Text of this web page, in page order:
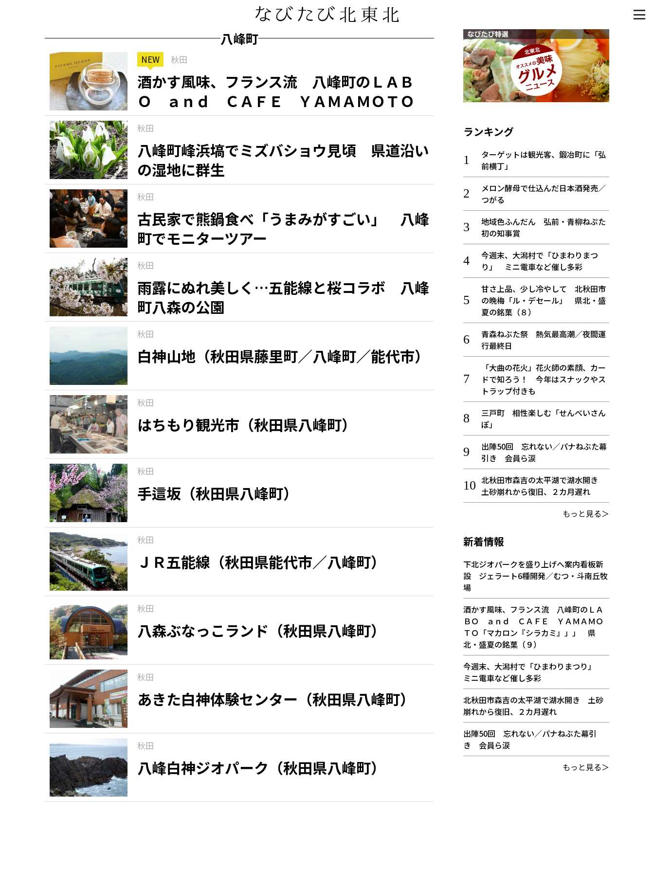
八峰町
NEW 秋田
酒かす風味、フランス流 八峰町のＬＡＢ
Ｏ ａｎｄ ＣＡＦＥ ＹＡＭＡＭＯＴＯ
「マカロン『シラカミ』」」 県北・盛夏の
銘菓（９）
秋田
八峰町峰浜塙でミズバショウ見頃 県道沿い
の湿地に群生
秋田
古民家で熊鍋食べ「うまみがすごい」 八峰
町でモニターツアー
秋田
雨露にぬれ美しく…五能線と桜コラボ 八峰
町八森の公園
秋田
白神山地（秋田県藤里町／八峰町／能代市）
秋田
はちもり観光市（秋田県八峰町）
秋田
手這坂（秋田県八峰町）
秋田
ＪＲ五能線（秋田県能代市／八峰町）
秋田
八森ぶなっこランド（秋田県八峰町）
秋田
あきた白神体験センター（秋田県八峰町）
秋田
八峰白神ジオパーク（秋田県八峰町）
ランキング
ターゲットは観光客、鍛冶町に「弘
前横丁」
メロン酵母で仕込んだ日本酒発売／
つがる
地域色ふんだん 弘前・青柳ねぷた
初の知事賞
今週末、大潟村で「ひまわりまつ
り」 ミニ電車など催し多彩
甘さ上品、少し冷やして 北秋田市
の晩梅「ル・デセール」 県北・盛
夏の銘菓（８）
青森ねぶた祭 熱気最高潮／夜間運
行最終日
「大曲の花火」花火師の素顔、カー
ドで知ろう！ 今年はスナックやス
トラップ付きも
三戸町 相性楽しむ「せんべいさん
ぽ」
出陣50回 忘れない／パナねぶた幕
引き 会員ら涙
北秋田市森吉の太平湖で湖水開き
土砂崩れから復旧、２カ月遅れ
もっと見る＞
新着情報
下北ジオパークを盛り上げへ案内看板新
設 ジェラート6種開発／むつ・斗南丘牧
場
酒かす風味、フランス流 八峰町のＬＡ
ＢＯ ａｎｄ ＣＡＦＥ ＹＡＭＡＭＯ
ＴＯ「マカロン『シラカミ』」」 県
北・盛夏の銘菓（９）
今週末、大潟村で「ひまわりまつり」
ミニ電車など催し多彩
北秋田市森吉の太平湖で湖水開き 土砂
崩れから復旧、２カ月遅れ
出陣50回 忘れない／パナねぶた幕引
き 会員ら涙
もっと見る＞
パワースポット
まつり・イベント
おみやげ・特産
道の駅・産直
アウトドア・レジャー
ご当地グルメ